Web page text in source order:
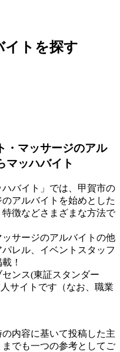
イトを探す
・マッサージのアル
マッハバイト
バイト」では、甲賀市の
アルバイトを始めとした
徴などさまざまな方法で
サージのアルバイトの他
レル、イベントスタッフ
！
センス(東証スタンダー
サイトです（なお、職業
内容に基いて投稿した主
でも一つの参考としてご